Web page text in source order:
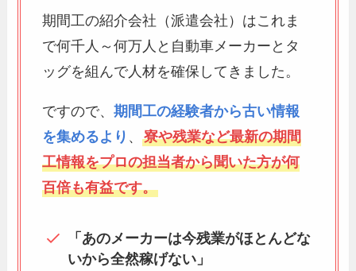
期間工の紹介会社（派遣会社）はこれま
で何千人～何万人と自動車メーカーとタ
ッグを組んで人材を確保してきました。
ですので、期間工の経験者から古い情報
を集めるより 、寮や残業など最新の期間
工情報をプロの担当者から聞いた方が何
百倍も有益です。
「あのメーカーは今残業がほとんどな
いから全然稼げない」